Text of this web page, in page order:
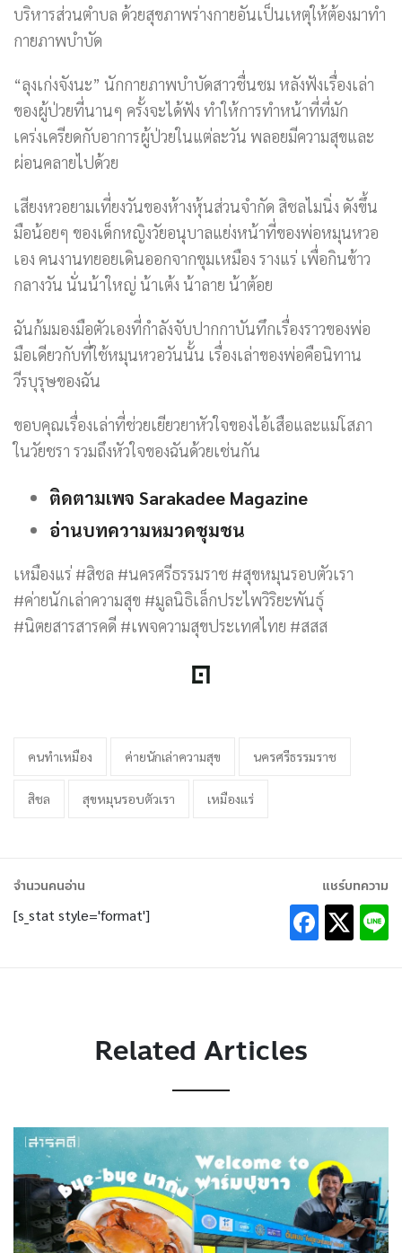
บริหารส่วนตำบล ด้วยสุขภาพร่างกายอันเป็นเหตุให้ต้องมาทำ
กายภาพบำบัด
“ลุงเก่งจังนะ” นักกายภาพบำบัดสาวชื่นชม หลังฟังเรื่องเล่า
ของผู้ป่วยที่นานๆ ครั้งจะได้ฟัง ทำให้การทำหน้าที่ที่มัก
เคร่งเครียดกับอาการผู้ป่วยในแต่ละวัน พลอยมีความสุขและ
ผ่อนคลายไปด้วย
เสียงหวอยามเที่ยงวันของห้างหุ้นส่วนจำกัด สิชลไมนิ่ง ดังขึ้น
มือน้อยๆ ของเด็กหญิงวัยอนุบาลแย่งหน้าที่ของพ่อหมุนหวอ
เอง คนงานทยอยเดินออกจากขุมเหมือง รางแร่ เพื่อกินข้าว
กลางวัน นั่นน้าใหญ่ น้าเต้ง น้าลาย น้าต้อย
ฉันก้มมองมือตัวเองที่กำลังจับปากกาบันทึกเรื่องราวของพ่อ
มือเดียวกับที่ใช้หมุนหวอวันนั้น เรื่องเล่าของพ่อคือนิทาน
วีรบุรุษของฉัน
ขอบคุณเรื่องเล่าที่ช่วยเยียวยาหัวใจของไอ้เสือและแม่โสภา
ในวัยชรา รวมถึงหัวใจของฉันด้วยเช่นกัน
ติดตามเพจ Sarakadee Magazine
อ่านบทความหมวดชุมชน
เหมืองแร่ #สิชล #นครศรีธรรมราช #สุขหมุนรอบตัวเรา
#ค่ายนักเล่าความสุข #มูลนิธิเล็กประไพวิริยะพันธุ์
#นิตยสารสารคดี #เพจความสุขประเทศไทย #สสส
คนทำเหมือง ค่ายนักเล่าความสุข นครศรีธรรมราช
สิชล สุขหมุนรอบตัวเรา เหมืองแร่
จำนวนคนอ่าน
[s_stat style='format']
แชร์บทความ
Related Articles